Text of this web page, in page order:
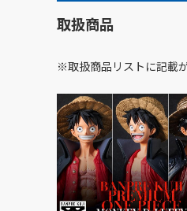
取扱商品
※取扱商品リストに記載